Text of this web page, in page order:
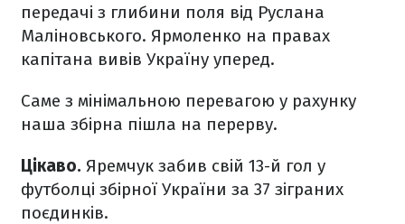
передачі з глибини поля від Руслана
Маліновського. Ярмоленко на правах
капітана вивів Україну уперед.
Саме з мінімальною перевагою у рахунку
наша збірна пішла на перерву.
Цікаво. Яремчук забив свій 13-й гол у
футболці збірної України за 37 зіграних
поєдинків.